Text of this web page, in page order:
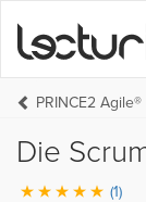
PRINCE2
Die
(1)